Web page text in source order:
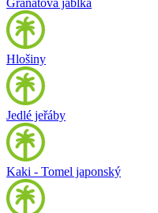
Granátová jablka
Hlošiny
Jedlé jeřáby
Kaki - Tomel japonský